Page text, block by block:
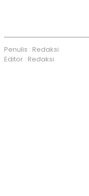
Penulis : Redaksi
Editor : Redaksi